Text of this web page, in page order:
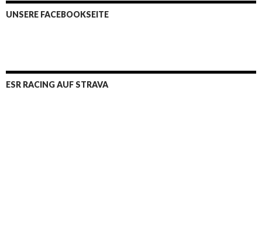
UNSERE FACEBOOKSEITE
ESR RACING AUF STRAVA